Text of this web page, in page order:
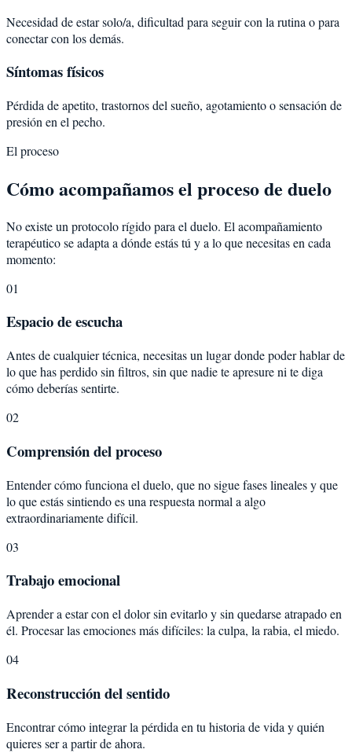
Necesidad de estar solo/a, dificultad para seguir con la rutina o para
conectar con los demás.
Síntomas físicos
Pérdida de apetito, trastornos del sueño, agotamiento o sensación de
presión en el pecho.
El proceso
Cómo acompañamos el proceso de duelo
No existe un protocolo rígido para el duelo. El acompañamiento
terapéutico se adapta a dónde estás tú y a lo que necesitas en cada
momento:
01
Espacio de escucha
Antes de cualquier técnica, necesitas un lugar donde poder hablar de
lo que has perdido sin filtros, sin que nadie te apresure ni te diga
cómo deberías sentirte.
02
Comprensión del proceso
Entender cómo funciona el duelo, que no sigue fases lineales y que
lo que estás sintiendo es una respuesta normal a algo
extraordinariamente difícil.
03
Trabajo emocional
Aprender a estar con el dolor sin evitarlo y sin quedarse atrapado en
él. Procesar las emociones más difíciles: la culpa, la rabia, el miedo.
04
Reconstrucción del sentido
Encontrar cómo integrar la pérdida en tu historia de vida y quién
quieres ser a partir de ahora.